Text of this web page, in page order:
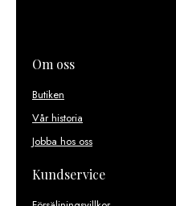
Om oss
Butiken
Vår historia
Jobba hos oss
Kundservice